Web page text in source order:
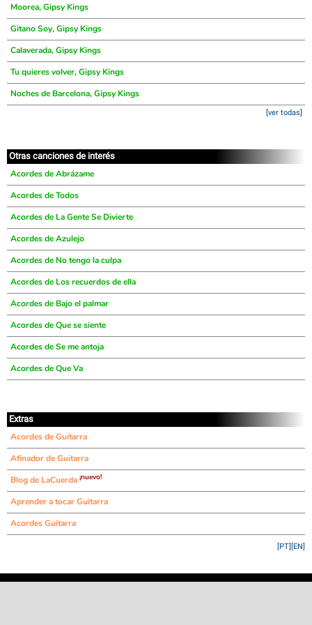
Moorea, Gipsy Kings
Gitano Soy, Gipsy Kings
Calaverada, Gipsy Kings
Tu quieres volver, Gipsy Kings
Noches de Barcelona, Gipsy Kings
[ver todas]
Otras canciones de interés
Acordes de Abrázame
Acordes de Todos
Acordes de La Gente Se Divierte
Acordes de Azulejo
Acordes de No tengo la culpa
Acordes de Los recuerdos de ella
Acordes de Bajo el palmar
Acordes de Que se siente
Acordes de Se me antoja
Acordes de Que Va
Extras
Acordes de Guitarra
Afinador de Guitarra
Blog de LaCuerda ¡nuevo!
Aprender a tocar Guitarra
Acordes Guitarra
[EN]
[PT]